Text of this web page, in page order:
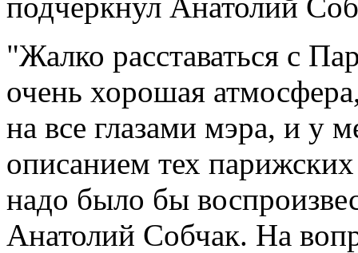
"Жалко расставаться с
очень хорошая
на все глазами мэра, и у
описанием тех
надо было бы
Анатолий Собчак. На